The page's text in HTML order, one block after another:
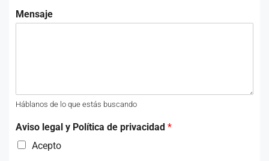
Mensaje
Háblanos de lo que estás buscando
Aviso legal y Política de privacidad *
Acepto